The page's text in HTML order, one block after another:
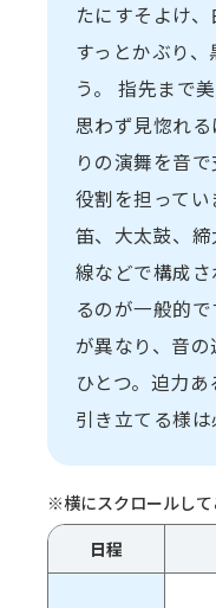
たにすそよけ
すっとかぶり
う。 指先まで
思わず見惚れ
りの演舞を音
役割を担ってい
笛、大太鼓、
線などで構成
るのが一般的
が異なり、音
ひとつ。迫力
引き立てる様は
日程